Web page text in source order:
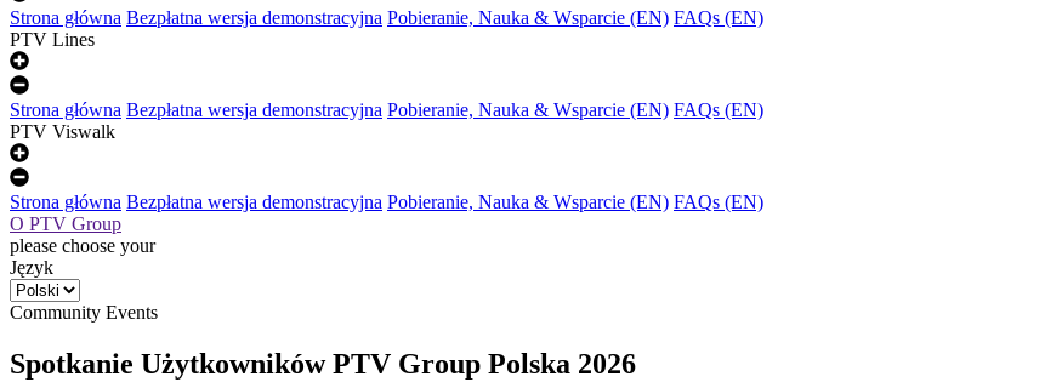
Strona główna Bezpłatna wersja demonstracyjna Pobieranie, Nauka & Wsparcie (EN) FAQs (EN)
PTV Lines
Strona główna Bezpłatna wersja demonstracyjna Pobieranie, Nauka & Wsparcie (EN) FAQs (EN)
PTV Viswalk
Strona główna Bezpłatna wersja demonstracyjna Pobieranie, Nauka & Wsparcie (EN) FAQs (EN)
O PTV Group
please choose your
Język
Community Events
Spotkanie Użytkowników PTV Group Polska 2026